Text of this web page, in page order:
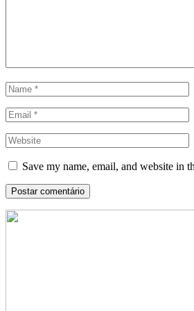
Save my name, email, and website in